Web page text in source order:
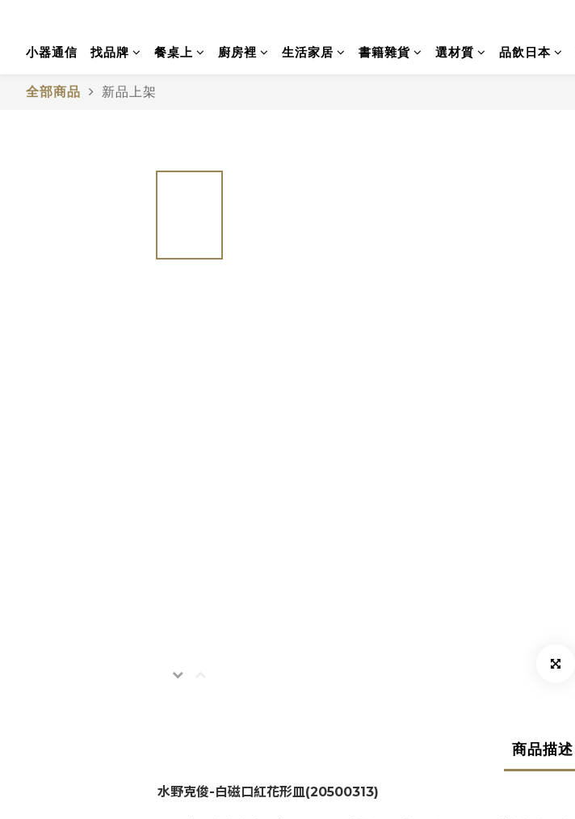
小器通信 找品牌 餐桌上 廚房裡 生活家居 書籍雜貨 選材質 品飲日本
全部商品 新品上架
商品描述
水野克俊-白磁口紅花形皿(20500313)